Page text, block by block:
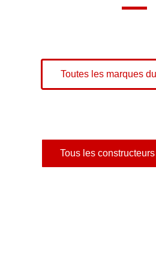
Toutes les marques
Tous les